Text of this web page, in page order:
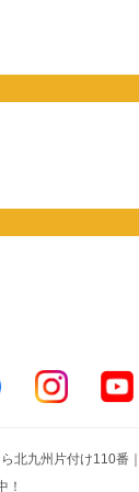
北九州片付け110番
！